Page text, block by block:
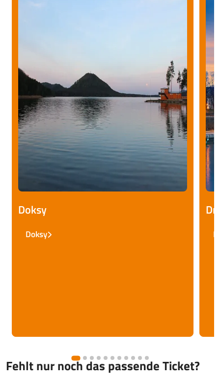
Doksy
Doksy
Fehlt nur noch das passende Ticket?